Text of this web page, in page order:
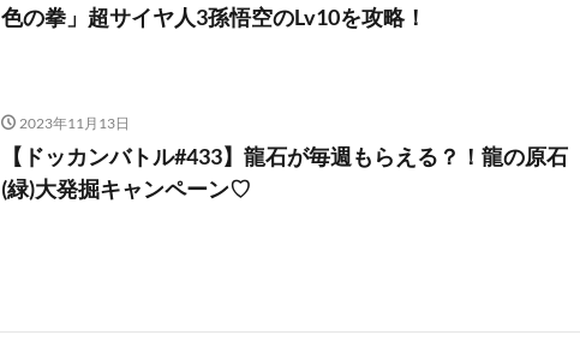
色の拳」超サイヤ人3孫悟空のLv10を攻略！
2023年11月13日
【ドッカンバトル#433】龍石が毎週もらえる？！龍の原石
(緑)大発掘キャンペーン♡